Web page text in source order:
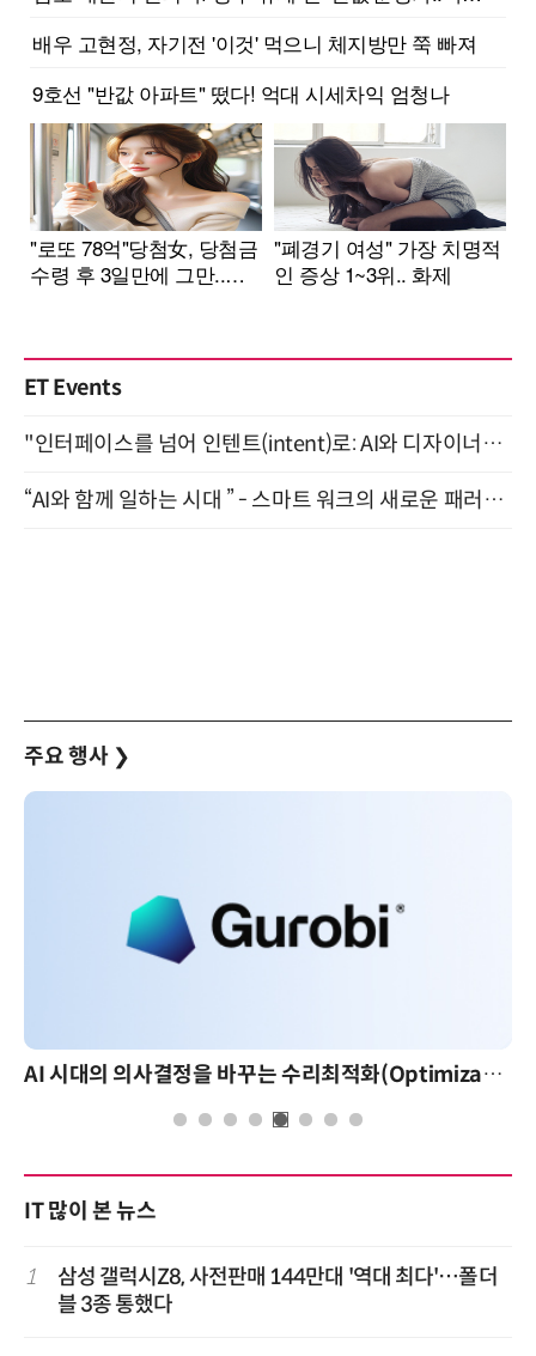
ET Events
"인터페이스를 넘어 인텐트(intent)로: AI와 디자이너가 함께 만드는 공존의 UX" 강남역 (9/2)
“AI와 함께 일하는 시대 ” - 스마트 워크의 새로운 패러다임 (9/11)
주요 행사 ❯
AI 시대의 의사결정을 바꾸는 수리최적화(Optimization): 실제 산업 적용 사례와 활용 전략
IT 많이 본 뉴스
1
삼성 갤럭시Z8, 사전판매 144만대 '역대 최다'…폴더
블 3종 통했다